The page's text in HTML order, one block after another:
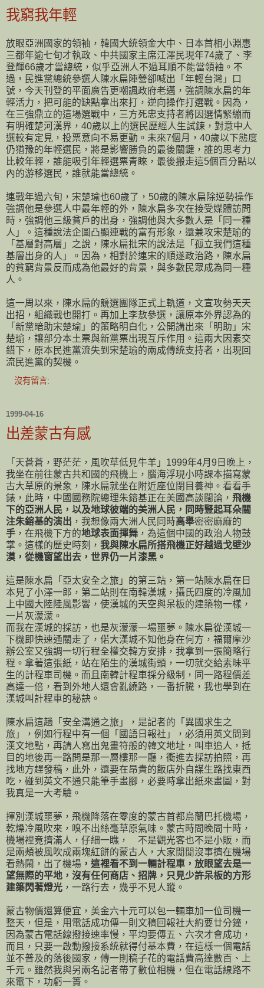
我窮我年輕
放眼亞洲國家的領袖，韓國大統領金大中、日本首相小淵惠
三都年逾七旬才執政、中共國家主席江澤民現年74歲了、李
登輝66歲才當總統，似乎亞洲人不過耳順不能當領袖。不
過，民進黨總統參選人陳水扁陣營卻喊出「年輕台灣」口
號，今天刊登的平面廣告更嘲諷政府老邁，強調陳水扁的年
輕活力，把可能的缺點拿出來打，逆向操作打選戰。因為，
在三強鼎立的這場選戰中，三方死忠支持者將因選情緊繃而
有明確楚河漢界，40歲以上的選民歷經人生試鍊，對意中人
選較有定見，投票意向不易更動。未來7個月，40歲以下態度
仍猶豫的年輕選民，將是影響勝負的最後關鍵，誰的思考力
比較年輕，誰能吸引年輕選票青睞，最後搬走這5個百分點以
內的游移選民，誰就能當總統。
連戰年過六旬，宋楚瑜也60歲了，50歲的陳水扁除逆勢操作
強調他是參選人中最年輕的外，陳水扁多次在接受媒體訪問
時，強調他三級貧戶的出身，強調他與大多數人是「同一種
人」。這種說法企圖凸顯連戰的富有形象，還兼攻宋楚瑜的
「基層對高層」之說，陳水扁批宋的說法是「孤立我們這種
基層出身的人」。因為，相對於連宋的順遂政治路，陳水扁
的貧窮背景反而成為他最好的背景，與多數民眾成為同一種
人。
這一周以來，陳水扁的競選團隊正式上軌道，文宣攻勢天天
出招，組織戰也開打。再加上李敖參選，讓原本外界認為的
「新黨暗助宋楚瑜」的策略明白化，公開講出來「明助」宋
楚瑜，讓部分本土票與新黨票出現互斥作用。這兩大因素交
錯下，原本民進黨流失到宋楚瑜的兩成傳統支持者，出現回
流民進黨的契機。
沒有留言:
1999-04-16
出差蒙古有感
「天蒼蒼，野茫茫，風吹草低見牛羊」1999年4月9日晚上，
我坐在前往蒙古共和國的飛機上，腦海浮現小時課本描寫蒙
古大草原的景象，陳水扁就坐在附近座位閉目養神。看看手
錶，此時，中國國務院總理朱鎔基正在美國高談闊論， 飛機
下的亞洲人民，以及地球彼端的美洲人民，同時豎起耳朵關
注朱鎔基的演出 ，我想像兩大洲人民同時高舉密密麻麻的
手 ，在飛機下方的地球表面揮舞 ，為這個中國的政治人物鼓
掌。這樣的歷史時刻， 我與陳水扁所搭飛機正好越過戈壁沙
漠，從機窗望出去，世界仍一片漆黑。
這是陳水扁「亞太安全之旅」的第三站，第一站陳水扁在日
本見了小澤一郎，第二站則在南韓漢城，攝氏四度的冷風加
上中國大陸陸風影響，使漢城的天空與呆板的建築物一樣，
一片灰濛濛。
而我在漢城的採訪，也是灰濛濛一場噩夢。陳水扁從漢城一
下機即快速通關走了，偌大漢城不知他身在何方，福爾摩沙
辦公室又強調一切行程全權交韓方安排，我拿到一張簡略行
程。拿著這張紙，站在陌生的漢城街頭，一切就交給素昧平
生的計程車司機。而且南韓計程車採分級制，同一路程價差
高達一倍，看到外地人還會亂繞路，一番折騰，我也學到在
漢城叫計程車的秘訣。
陳水扁這趟「安全溝通之旅」，是記者的「異國求生之
旅」，例如行程中有一個「國語日報社」，必須用英文問到
漢文地點，再請人寫出鬼畫符般的韓文地址，叫車追人，抵
目的地後再一路問是那一層樓那一廳，衝進去採訪拍照，再
找地方趕發稿，此外，還要在昂貴的飯店外自謀生路找東西
吃，碰到英文不通只能筆手畫腳，必要時拿出紙來畫圖，對
我真是一大考驗。
揮別漢城噩夢，飛機降落在零度的蒙古首都烏蘭巴托機場，
乾燥冷風吹來，嗅不出絲毫草原氣味。蒙古時間晚間十時，
機場裡竟擠滿人，仔細一瞧， 不是觀光客也不是小販，而
是兩頰被風吹成兩塊紅餅的蒙古人，大家閒閒沒事擠在機場
看熱鬧，出了機場 ，這裡看不到一輛計程車，放眼望去是一
望無際的平地，沒有任何商店、招牌，只見少許呆板的方形
建築閃著燈光 ，一路行去，幾乎不見人蹤。
蒙古物價還算便宜，美金六十元可以包一輛車加一位司機一
整天，但是，用電話成功傳一則文稿回報社大約要廿分鐘，
因為蒙古電話線撥接速率慢，平均要傳五、六次才會成功，
而且，只要一啟動撥接系統就得付基本費，在這樣一個電話
並不普及的落後國家，傳一則稿子花的電話費高達數百、上
千元。雖然我與另兩名記者帶了數位相機，但在電話線路不
來電下，功虧一簣。